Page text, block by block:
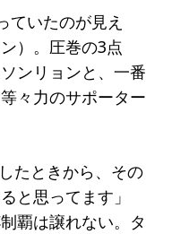
ていたのが見え
）。圧巻の3点
ンリョンと、一番
々力のサポーター
たときから、その
と思ってます」
覇は譲れない。タ